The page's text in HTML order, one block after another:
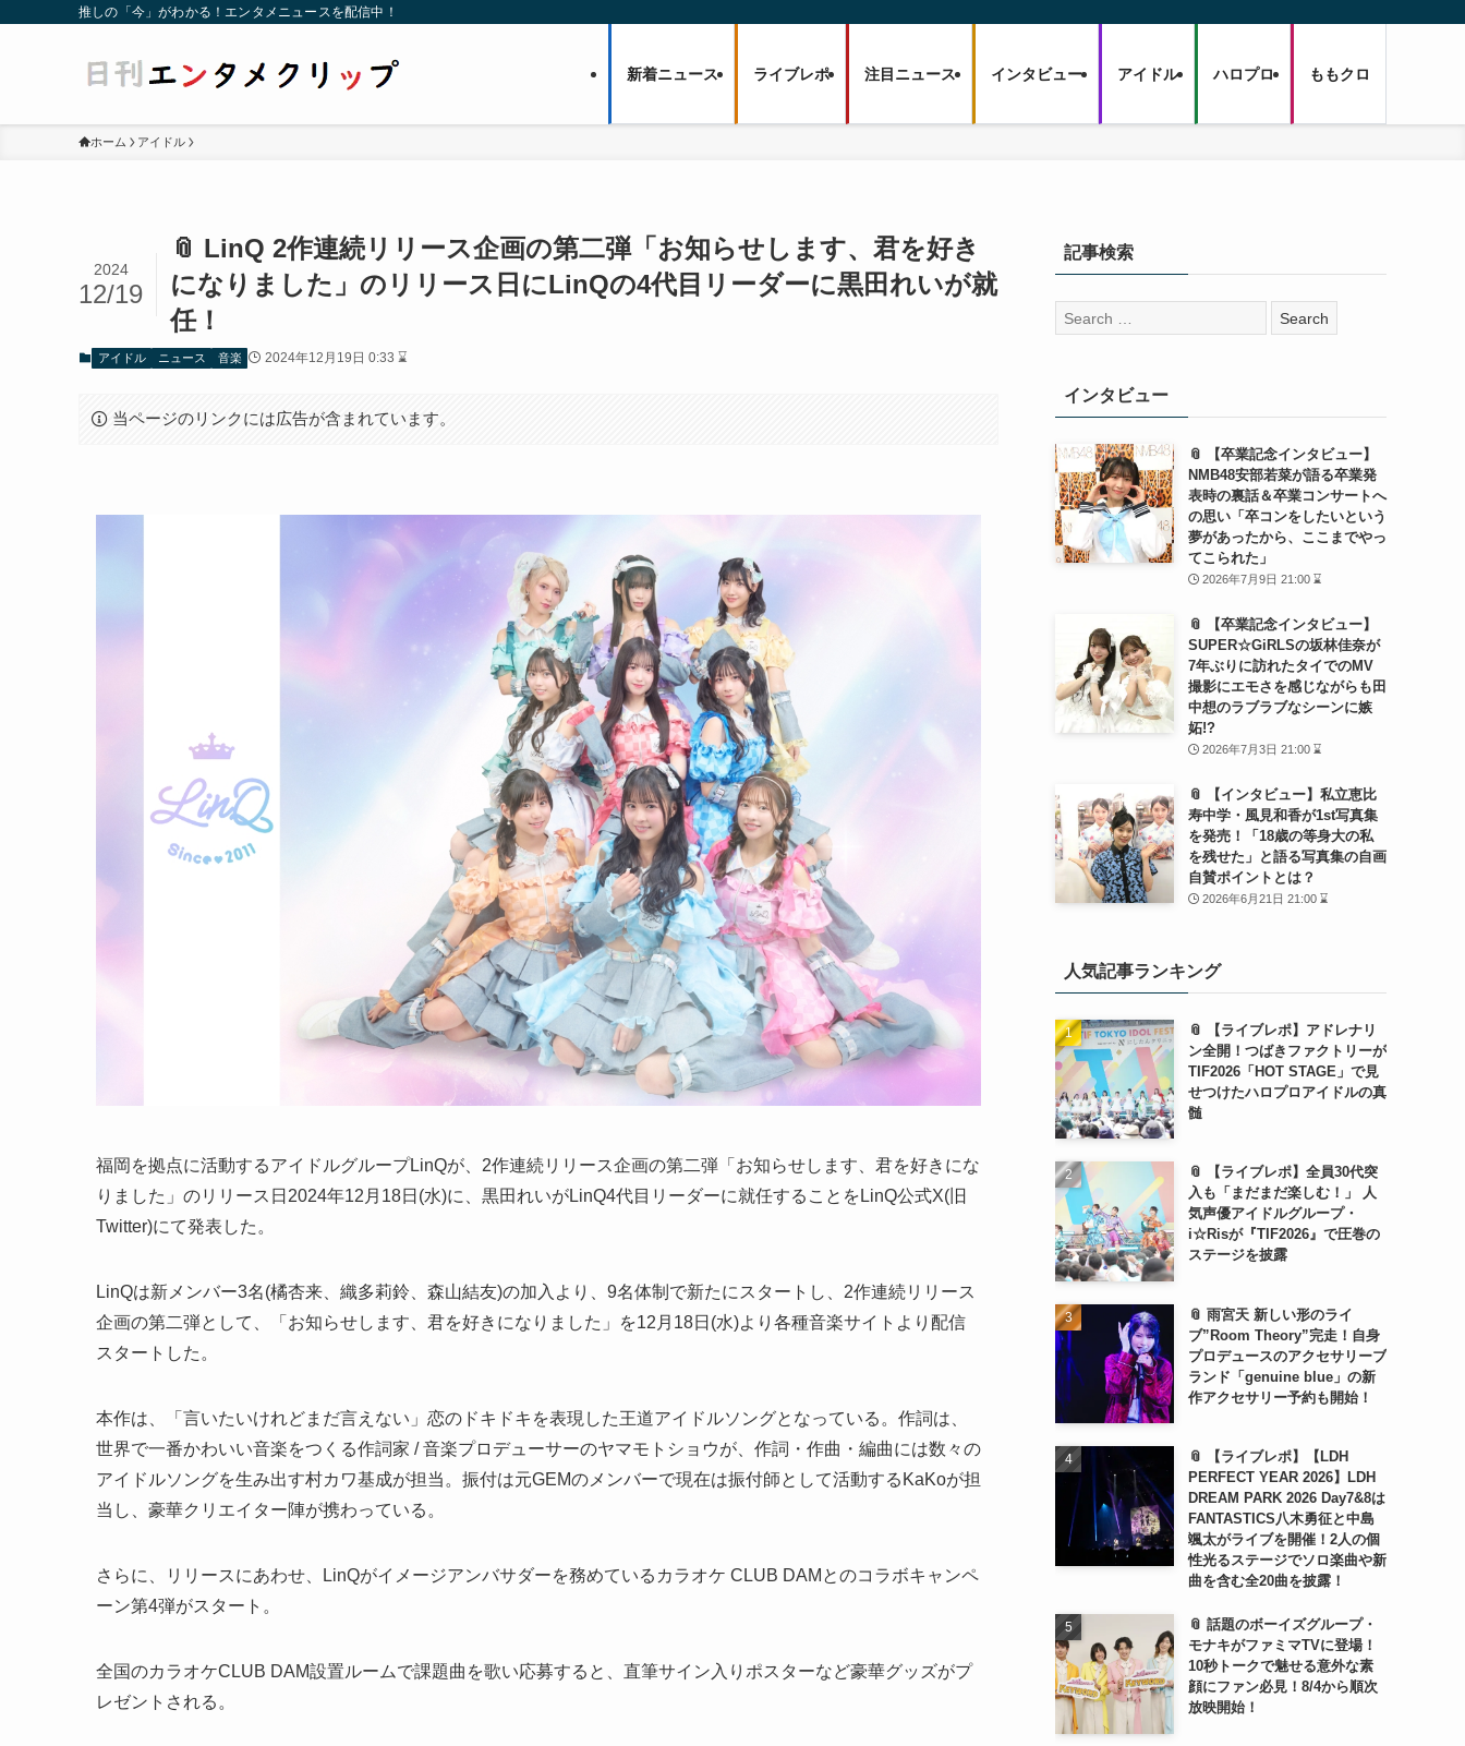
推しの「今」がわかる！エンタメニュースを配信中！
新着ニュース ライブレポ 注目ニュース インタビュー アイドル ハロプロ ももクロ
ホーム アイドル
📎 LinQ 2作連続リリース企画の第二弾「お知らせします、君を好き
になりました」のリリース日にLinQの4代目リーダーに黒田れいが就
任！
2024
12/19
アイドル ニュース 音楽 2024年12月19日 0:33 ⌛
当ページのリンクには広告が含まれています。
福岡を拠点に活動するアイドルグループLinQが、2作連続リリース企画の第二弾「お知らせします、君を好きにな
りました」のリリース日2024年12月18日(水)に、黒田れいがLinQ4代目リーダーに就任することをLinQ公式X(旧
Twitter)にて発表した。
LinQは新メンバー3名(橘杏来、織多莉鈴、森山結友)の加入より、9名体制で新たにスタートし、2作連続リリース
企画の第二弾として、「お知らせします、君を好きになりました」を12月18日(水)より各種音楽サイトより配信
スタートした。
本作は、「言いたいけれどまだ言えない」恋のドキドキを表現した王道アイドルソングとなっている。作詞は、
世界で一番かわいい音楽をつくる作詞家 / 音楽プロデューサーのヤマモトショウが、作詞・作曲・編曲には数々の
アイドルソングを生み出す村カワ基成が担当。振付は元GEMのメンバーで現在は振付師として活動するKaKoが担
当し、豪華クリエイター陣が携わっている。
さらに、リリースにあわせ、LinQがイメージアンバサダーを務めているカラオケ CLUB DAMとのコラボキャンペ
ーン第4弾がスタート。
全国のカラオケCLUB DAM設置ルームで課題曲を歌い応募すると、直筆サイン入りポスターなど豪華グッズがプ
レゼントされる。
記事検索
検
索:
インタビュー
📎 【卒業記念インタビュー】
NMB48安部若菜が語る卒業発
表時の裏話＆卒業コンサートへ
の思い「卒コンをしたいという
夢があったから、ここまでやっ
てこられた」
2026年7月9日 21:00 ⌛
📎 【卒業記念インタビュー】
SUPER☆GiRLSの坂林佳奈が
7年ぶりに訪れたタイでのMV
撮影にエモさを感じながらも田
中想のラブラブなシーンに嫉
妬!?
2026年7月3日 21:00 ⌛
📎 【インタビュー】私立恵比
寿中学・風見和香が1st写真集
を発売！「18歳の等身大の私
を残せた」と語る写真集の自画
自賛ポイントとは？
2026年6月21日 21:00 ⌛
人気記事ランキング
📎 【ライブレポ】アドレナリ
ン全開！つばきファクトリーが
TIF2026「HOT STAGE」で見
せつけたハロプロアイドルの真
髄
📎 【ライブレポ】全員30代突
入も「まだまだ楽しむ！」 人
気声優アイドルグループ・
i☆Risが『TIF2026』で圧巻の
ステージを披露
📎 雨宮天 新しい形のライ
ブ”Room Theory”完走！自身
プロデュースのアクセサリーブ
ランド「genuine blue」の新
作アクセサリー予約も開始！
📎 【ライブレポ】【LDH
PERFECT YEAR 2026】LDH
DREAM PARK 2026 Day7&8は
FANTASTICS八木勇征と中島
颯太がライブを開催！2人の個
性光るステージでソロ楽曲や新
曲を含む全20曲を披露！
📎 話題のボーイズグループ・
モナキがファミマTVに登場！
10秒トークで魅せる意外な素
顔にファン必見！8/4から順次
放映開始！